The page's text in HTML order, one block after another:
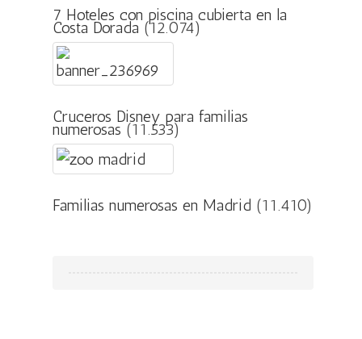
7 Hoteles con piscina cubierta en la
Costa Dorada (12.074)
Cruceros Disney para familias
numerosas (11.533)
Familias numerosas en Madrid (11.410)